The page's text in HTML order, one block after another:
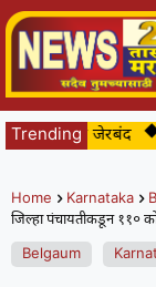
Trendingअखेर जेरबंद
Home Karnataka
जिल्हा पंचायतीकडून ११०
Belgaum